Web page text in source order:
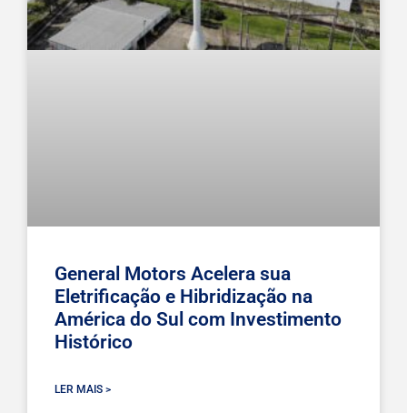
General Motors Acelera sua
Eletrificação e Hibridização na
América do Sul com Investimento
Histórico
LER MAIS >